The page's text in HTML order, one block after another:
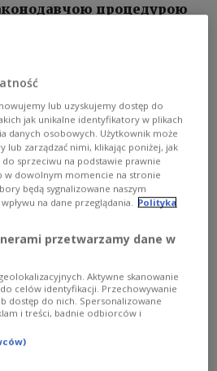
процедурою
CC0 Domena publiczna
застерегла Словаччину від
правосуддя. Уряд
lub uzyskujemy dostęp do
jak unikalne identyfikatory w plikach
danych osobowych. Użytkownik może
lub zarządzać nimi, klikając poniżej, jak
sprzeciwu na podstawie prawnie
w dowolnym momencie na stronie
będą sygnalizowane naszym
na dane przeglądania. Polityka
przetwarzamy dane w
Aktywne skanowanie
celów identyfikacji. Przechowywanie
dostęp do nich. Spersonalizowane
i treści, badnie odbiorców i